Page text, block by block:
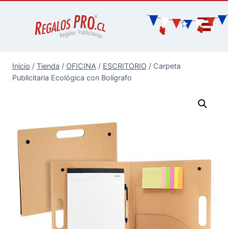
Inicio / Tienda / OFICINA / ESCRITORIO / Carpeta
Publicitaria Ecológica con Bolígrafo